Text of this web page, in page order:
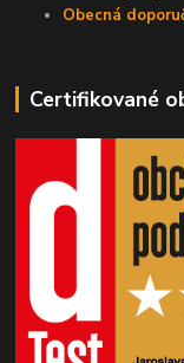
Obecná
Certifikované